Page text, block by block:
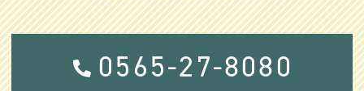
0565-27-8080